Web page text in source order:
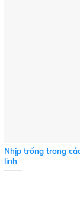
Nhịp trống trong
linh